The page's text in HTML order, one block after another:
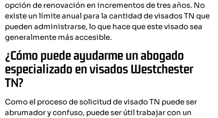
opción de renovación en incrementos de tres años. No
existe un límite anual para la cantidad de visados TN que
pueden administrarse, lo que hace que este visado sea
generalmente más accesible.
¿Cómo puede ayudarme un abogado
especializado en visados Westchester
TN?
Como el proceso de solicitud de visado TN puede ser
abrumador y confuso, puede ser útil trabajar con un